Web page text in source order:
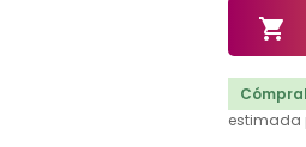

estimada